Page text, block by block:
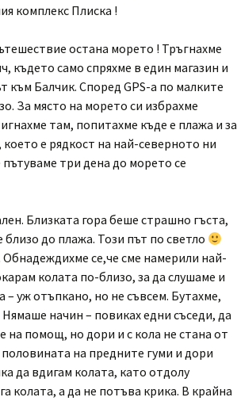
комплекс Плиска !
остана морето ! Тръгнахме
където само спряхме в един магазин и
към Балчик. Според GPS-а по малките
За място на морето си избрахме
там, попитахме къде е плажа и за
е рядкост на най-северното ни
три дена до морето се
Близката гора беше страшно гъста,
до плажа. Този път по светло
се,че сме намерили най-
колата по-близо, за да слушаме и
– уж отъпкано, но не съвсем. Бутахме,
начин – повиках едни съседи, да
на помощ, но дори и с кола не стана от
на предните гуми и дори
да вдигам колата, като отдолу
колата, а да не потъва крика. В крайна